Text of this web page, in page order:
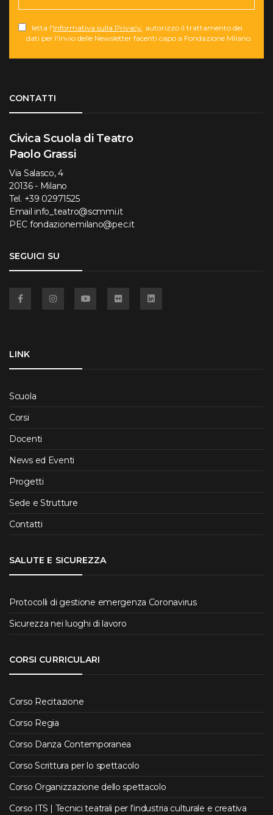
letta l'Informativa sulla Privacy, autorizzo il trattamento dei
dati per l'invio delle Newsletter facenti capo a Fondazione Milano.
CONTATTI
Civica Scuola di Teatro
Paolo Grassi
Via Salasco, 4
20136 - Milano
Tel. +39 02971525
Email info_teatro@scmmi.it
PEC fondazionemilano@pec.it
SEGUICI SU
LINK
Scuola
Corsi
Docenti
News ed Eventi
Progetti
Sede e Strutture
Contatti
SALUTE E SICUREZZA
Protocolli di gestione emergenza Coronavirus
Sicurezza nei luoghi di lavoro
CORSI CURRICULARI
Corso Recitazione
Corso Regia
Corso Danza Contemporanea
Corso Scrittura per lo spettacolo
Corso Organizzazione dello spettacolo
Corso ITS | Tecnici teatrali per l’industria culturale e creativa